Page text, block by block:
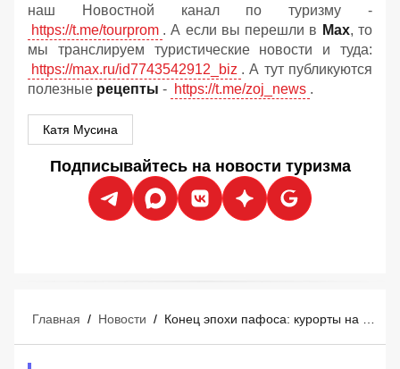
наш Новостной канал по туризму -
https://t.me/tourprom . А если вы перешли в Мах, то
мы транслируем туристические новости и туда:
https://max.ru/id7743542912_biz . А тут публикуются
полезные рецепты - https://t.me/zoj_news .
Катя Мусина
Подписывайтесь на новости туризма
Главная / Новости / Конец эпохи пафоса: курорты на Мальдивах массово отменяют роскошь